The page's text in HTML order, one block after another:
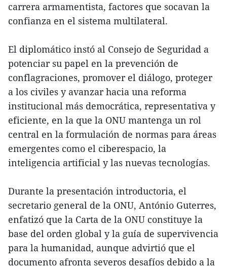
carrera armamentista, factores que socavan la
confianza en el sistema multilateral.
El diplomático instó al Consejo de Seguridad a
potenciar su papel en la prevención de
conflagraciones, promover el diálogo, proteger
a los civiles y avanzar hacia una reforma
institucional más democrática, representativa y
eficiente, en la que la ONU mantenga un rol
central en la formulación de normas para áreas
emergentes como el ciberespacio, la
inteligencia artificial y las nuevas tecnologías.
Durante la presentación introductoria, el
secretario general de la ONU, António Guterres,
enfatizó que la Carta de la ONU constituye la
base del orden global y la guía de supervivencia
para la humanidad, aunque advirtió que el
documento afronta severos desafíos debido a la